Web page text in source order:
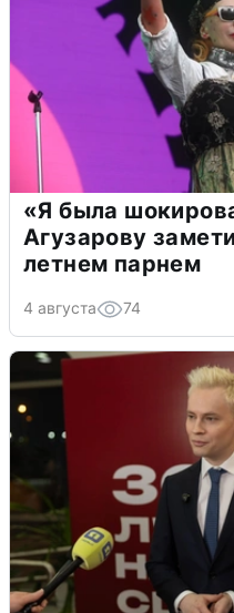
«Я была
Агузарову
летнем парнем
4 августа 74